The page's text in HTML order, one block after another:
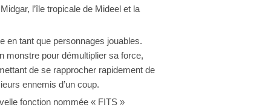
l’île tropicale de Mideel et la
en tant que personnages jouables.
monstre pour démultiplier sa force,
de se rapprocher rapidement de
ennemis d’un coup.
fonction nommée « FITS »